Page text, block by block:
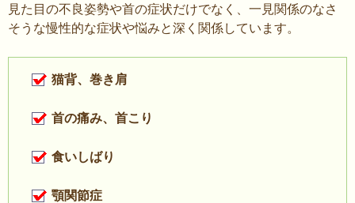
見た目の不良姿勢や首の症状だけでなく、一見関係のなさ
そうな慢性的な症状や悩みと深く関係しています。
猫背、巻き肩
首の痛み、首こり
食いしばり
顎関節症